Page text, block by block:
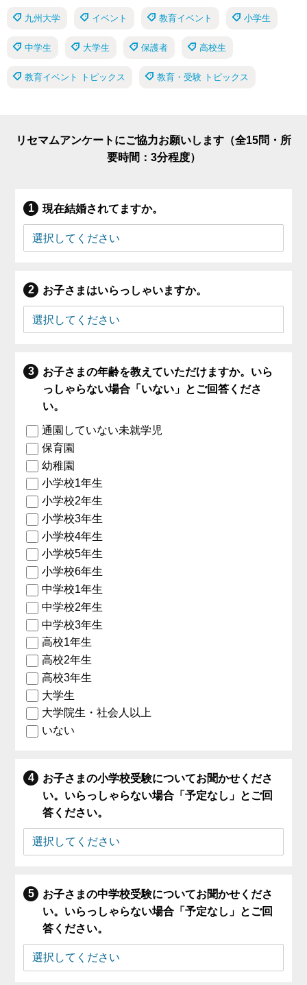
九州大学 イベント 教育イベント 小学生
中学生 大学生 保護者 高校生
教育イベント トピックス 教育・受験 トピックス
リセマムアンケートにご協力お願いします（全15問・所
要時間：3分程度）
現在結婚されてますか。
お子さまはいらっしゃいますか。
お子さまの年齢を教えていただけますか。いら
っしゃらない場合「いない」とご回答くださ
い。
通園していない未就学児
保育園
幼稚園
小学校1年生
小学校2年生
小学校3年生
小学校4年生
小学校5年生
小学校6年生
中学校1年生
中学校2年生
中学校3年生
高校1年生
高校2年生
高校3年生
大学生
大学院生・社会人以上
いない
お子さまの小学校受験についてお聞かせくださ
い。いらっしゃらない場合「予定なし」とご回
答ください。
お子さまの中学校受験についてお聞かせくださ
い。いらっしゃらない場合「予定なし」とご回
答ください。